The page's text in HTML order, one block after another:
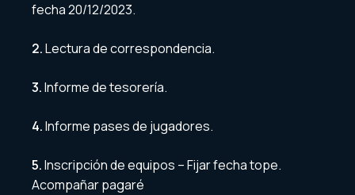
fecha 20/12/2023.
2.Lectura de correspondencia.
3.Informe de tesorería.
4.Informe pases de jugadores.
5.Inscripción de equipos – Fijar fecha tope.
Acompañar pagaré